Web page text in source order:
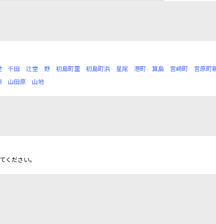
千田 辻堂 野 初島町里 初島町浜 星尾 港町 箕島 宮崎町 宮原町
山田原 山地
ださい。